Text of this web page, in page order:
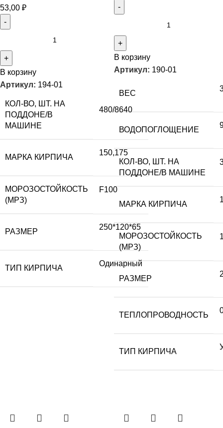
53,00 ₽
В корзину
Артикул: 194-01
КОЛ-ВО, ШТ. НА
ПОДДОНЕ/В
МАШИНЕ
480/8640
МАРКА КИРПИЧА
150,175
МОРОЗОСТОЙКОСТЬ
(МРЗ)
F100
РАЗМЕР
250*120*65
ТИП КИРПИЧА
Одинарный
В корзину
Артикул: 190-01
ВЕС
ВОДОПОГЛОЩЕНИЕ
КОЛ-ВО, ШТ. НА
ПОДДОНЕ/В МАШИНЕ
МАРКА КИРПИЧА
МОРОЗОСТОЙКОСТЬ
(МРЗ)
РАЗМЕР
ТЕПЛОПРОВОДНОСТЬ
ТИП КИРПИЧА